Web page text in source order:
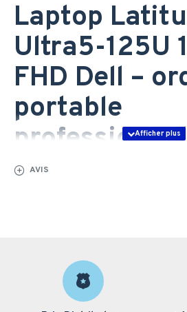
Laptop
Ultra5-125U
FHD Dell –
portable
professionnel
performant
Equipé du processeur Intel Core
dernière génération, ce portable
performance avec ses 12 cœurs
AVIS